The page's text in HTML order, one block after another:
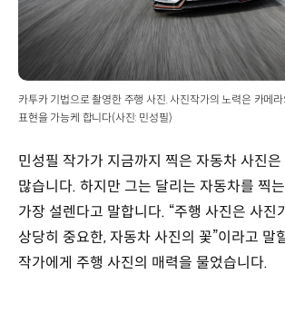
카투카 기법으로 촬영한 주행 사진. 사진작가의 노력은 카메
표현을 가능케 합니다(사진: 민성필)
민성필 작가가 지금까지 찍은 자동차 사진은
많습니다. 하지만 그는 달리는 자동차를 찍
가장 설렌다고 말합니다. “주행 사진은 사진
상당히 중요한, 자동차 사진의 꽃”이라고 말
작가에게 주행 사진의 매력을 물었습니다.